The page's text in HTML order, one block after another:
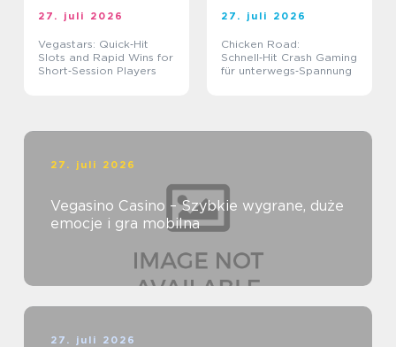
27. juli 2026
Vegastars: Quick‑Hit
Slots and Rapid Wins for
Short‑Session Players
27. juli 2026
Chicken Road:
Schnell‑Hit Crash Gaming
für unterwegs‑Spannung
27. juli 2026
Vegasino Casino – Szybkie wygrane, duże
emocje i gra mobilna
27. juli 2026